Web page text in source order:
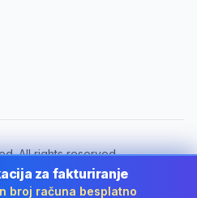
All rights reserved.
u Croatia
Croatia
za fakturiranje
broj računa besplatno